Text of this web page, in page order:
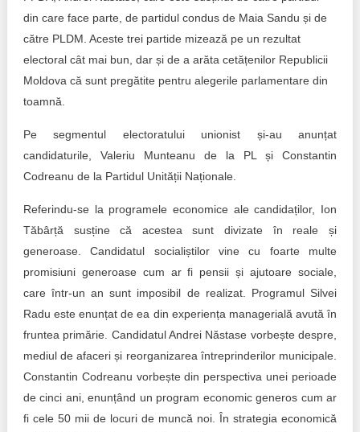
din care face parte, de partidul condus de Maia Sandu și de
către PLDM. Aceste trei partide mizează pe un rezultat
electoral cât mai bun, dar și de a arăta cetățenilor Republicii
Moldova că sunt pregătite pentru alegerile parlamentare din
toamnă.
Pe segmentul electoratului unionist și-au anunțat
candidaturile, Valeriu Munteanu de la PL și Constantin
Codreanu de la Partidul Unității Naționale.
Referindu-se la programele economice ale candidaților, Ion
Tăbârță susține că acestea sunt divizate în reale și
generoase. Candidatul socialiștilor vine cu foarte multe
promisiuni generoase cum ar fi pensii și ajutoare sociale,
care într-un an sunt imposibil de realizat. Programul Silvei
Radu este enunțat de ea din experiența managerială avută în
fruntea primărie. Candidatul Andrei Năstase vorbește despre,
mediul de afaceri și reorganizarea întreprinderilor municipale.
Constantin Codreanu vorbește din perspectiva unei perioade
de cinci ani, enunțând un program economic generos cum ar
fi cele 50 mii de locuri de muncă noi. În strategia economică